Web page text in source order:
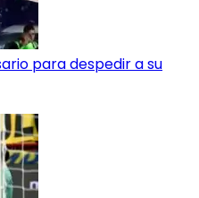
para despedir a su